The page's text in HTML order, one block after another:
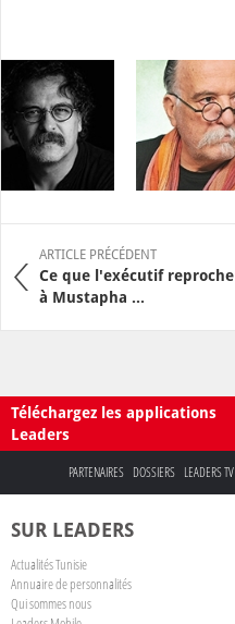
ARTICLE PRÉCÉDENT
Ce que l'exécutif reproche
à Mustapha ...
Téléchargez les applications
Leaders
PARTENAIRES DOSSIERS LEADERS TV
SUR LEADERS
Actualités Tunisie
Annuaire de personnalités
Qui sommes nous